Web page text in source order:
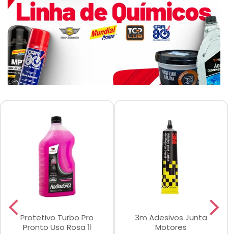
Protetivo Turbo Pro
Pronto Uso Rosa 1l
3m Adesivos Junta
Motores